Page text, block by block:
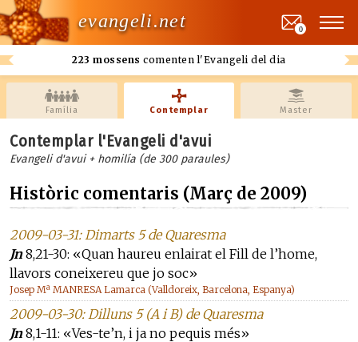
evangeli.net
223 mossens comenten l'Evangeli del dia
0
Família Contemplar Master
Contemplar l'Evangeli d'avui
Evangeli d'avui + homilía (de 300 paraules)
Històric comentaris (Març de 2009)
2009-03-31: Dimarts 5 de Quaresma
Jn8,21-30: «Quan haureu enlairat el Fill de l’home,
llavors coneixereu que jo soc»
Josep Mª MANRESA Lamarca (Valldoreix, Barcelona, Espanya)
2009-03-30: Dilluns 5 (A i B) de Quaresma
Jn8,1-11: «Ves-te’n, i ja no pequis més»